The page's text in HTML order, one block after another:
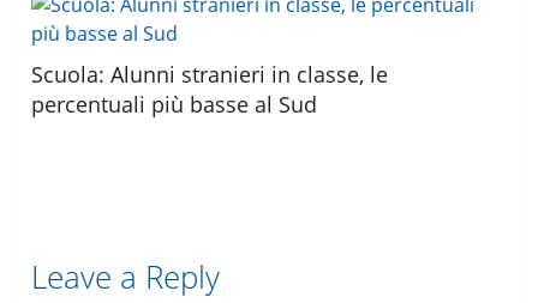
Scuola: Alunni stranieri in classe, le
percentuali più basse al Sud
Leave a Reply